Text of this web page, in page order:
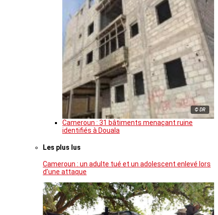
© DR
Cameroun : 31 bâtiments menaçant ruine
identifiés à Douala
Les plus lus
Cameroun : un adulte tué et un adolescent enlevé lors
d’une attaque